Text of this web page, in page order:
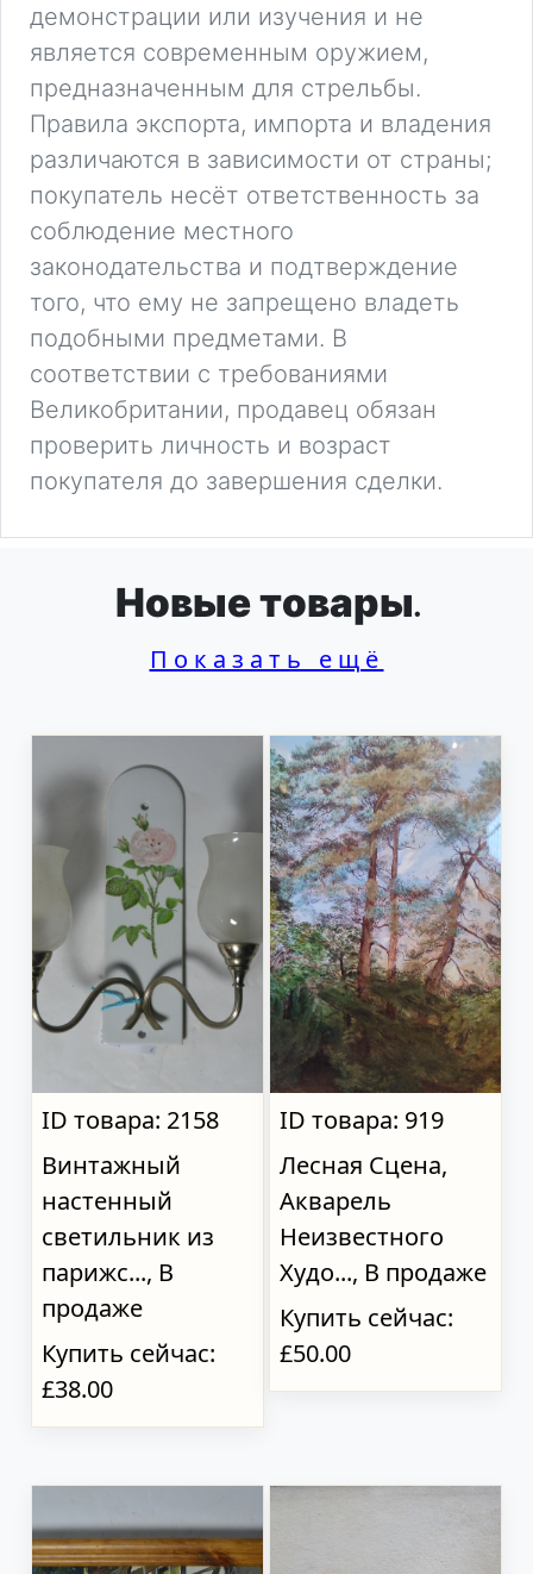
демонстрации или изучения и не
является современным оружием,
предназначенным для стрельбы.
Правила экспорта, импорта и владения
различаются в зависимости от страны;
покупатель несёт ответственность за
соблюдение местного
законодательства и подтверждение
того, что ему не запрещено владеть
подобными предметами. В
соответствии с требованиями
Великобритании, продавец обязан
проверить личность и возраст
покупателя до завершения сделки.
Новые товары.
Показать ещё
ID товара: 2158
Винтажный
настенный
светильник из
парижс..., В
продаже
Купить сейчас:
£38.00
ID товара: 919
Лесная Сцена,
Акварель
Неизвестного
Худо..., В продаже
Купить сейчас:
£50.00